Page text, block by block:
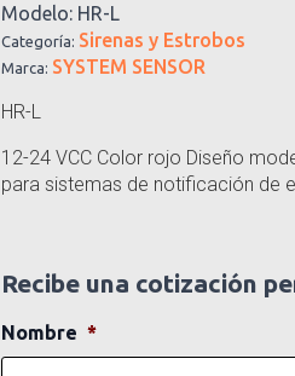
Modelo: HR-L
Categoría: Sirenas y Estrobos
Marca: SYSTEM SENSOR
HR-L
12-24 VCC Color rojo Diseño
para sistemas de notificación de
Recibe una cotización
Nombre *